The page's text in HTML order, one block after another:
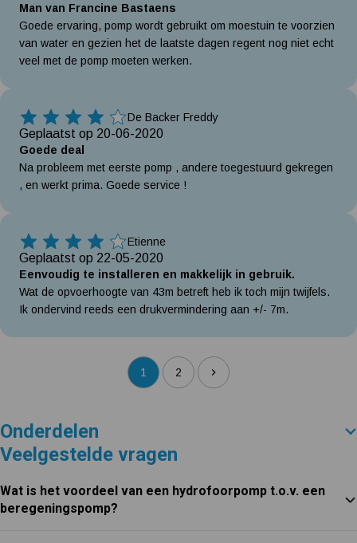
Man van Francine Bastaens
Goede ervaring, pomp wordt gebruikt om moestuin te voorzien
van water en gezien het de laatste dagen regent nog niet echt
veel met de pomp moeten werken.
4 Sterren De Backer Freddy
Geplaatst op 20-06-2020
Goede deal
Na probleem met eerste pomp , andere toegestuurd gekregen
, en werkt prima. Goede service !
4 Sterren Etienne
Geplaatst op 22-05-2020
Eenvoudig te installeren en makkelijk in gebruik.
Wat de opvoerhoogte van 43m betreft heb ik toch mijn twijfels.
Ik ondervind reeds een drukvermindering aan +/- 7m.
1 2
Onderdelen
Veelgestelde vragen
Wat is het voordeel van een hydrofoorpomp t.o.v. een
beregeningspomp?